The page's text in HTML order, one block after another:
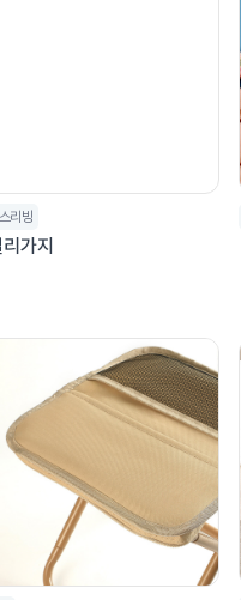
리빙
가지